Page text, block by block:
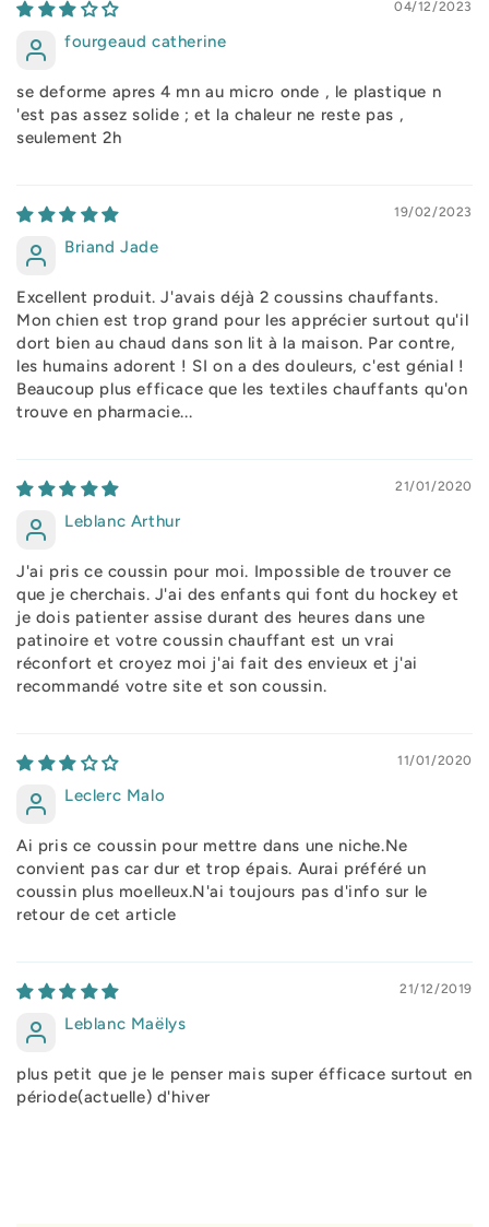
04/12/2023
fourgeaud catherine
se deforme apres 4 mn au micro onde , le plastique n
'est pas assez solide ; et la chaleur ne reste pas ,
seulement 2h
19/02/2023
Briand Jade
Excellent produit. J'avais déjà 2 coussins chauffants.
Mon chien est trop grand pour les apprécier surtout qu'il
dort bien au chaud dans son lit à la maison. Par contre,
les humains adorent ! SI on a des douleurs, c'est génial !
Beaucoup plus efficace que les textiles chauffants qu'on
trouve en pharmacie...
21/01/2020
Leblanc Arthur
J'ai pris ce coussin pour moi. Impossible de trouver ce
que je cherchais. J'ai des enfants qui font du hockey et
je dois patienter assise durant des heures dans une
patinoire et votre coussin chauffant est un vrai
réconfort et croyez moi j'ai fait des envieux et j'ai
recommandé votre site et son coussin.
11/01/2020
Leclerc Malo
Ai pris ce coussin pour mettre dans une niche.Ne
convient pas car dur et trop épais. Aurai préféré un
coussin plus moelleux.N'ai toujours pas d'info sur le
retour de cet article
21/12/2019
Leblanc Maëlys
plus petit que je le penser mais super éfficace surtout en
période(actuelle) d'hiver